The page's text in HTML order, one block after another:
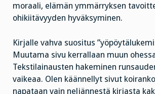
moraali, elämän ymmärryksen
ohikiitävyyden hyväksyminen.
Kirjalle vahva suositus
Muutama sivu kerrallaan muun
Tekstilainausten hakeminen
vaikeaa. Olen käännellyt sivut
napataan vain neljännestä kirjasta